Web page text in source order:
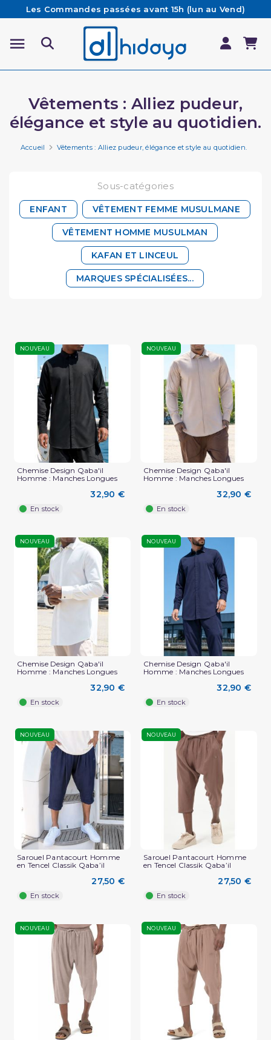
Les Commandes passées avant 15h (lun au Vend)
sont préparées et expédiées le jour même
Besoin d'aide ? Retrouvez notre FAQ
Livraison offerte à partir de 65€ d'achat*
Vêtements : Alliez pudeur,
élégance et style au quotidien.
Accueil Vêtements : Alliez pudeur, élégance et style au quotidien.
Sous-catégories
ENFANT VÊTEMENT FEMME MUSULMANE
VÊTEMENT HOMME MUSULMAN
KAFAN ET LINCEUL
MARQUES SPÉCIALISÉES...
NOUVEAU
Chemise Design Qaba'il
Homme : Manches Longues
32,90 €
En stock
NOUVEAU
Chemise Design Qaba'il
Homme : Manches Longues
32,90 €
En stock
NOUVEAU
Chemise Design Qaba'il
Homme : Manches Longues
32,90 €
En stock
NOUVEAU
Chemise Design Qaba'il
Homme : Manches Longues
32,90 €
En stock
NOUVEAU
Sarouel Pantacourt Homme
en Tencel Classik Qaba’il
27,50 €
En stock
NOUVEAU
Sarouel Pantacourt Homme
en Tencel Classik Qaba’il
27,50 €
En stock
NOUVEAU NOUVEAU